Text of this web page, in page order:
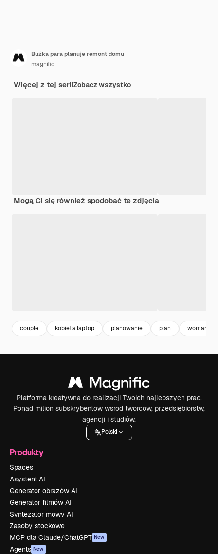
Buźka para planuje remont domu
magnific
Więcej z tej seriiZobacz wszystko
Mogą Ci się również spodobać te zdjęcia
couple kobieta laptop planowanie plan woman
Platforma kreatywna do realizacji Twoich najlepszych prac.
Ponad milion subskrybentów wśród twórców, przedsiębiorstw,
agencji i studiów.
Polski
Produkty
Spaces
Asystent AI
Generator obrazów AI
Generator filmów AI
Syntezator mowy AI
Zasoby stockowe
MCP dla Claude/ChatGPT New
Agents New